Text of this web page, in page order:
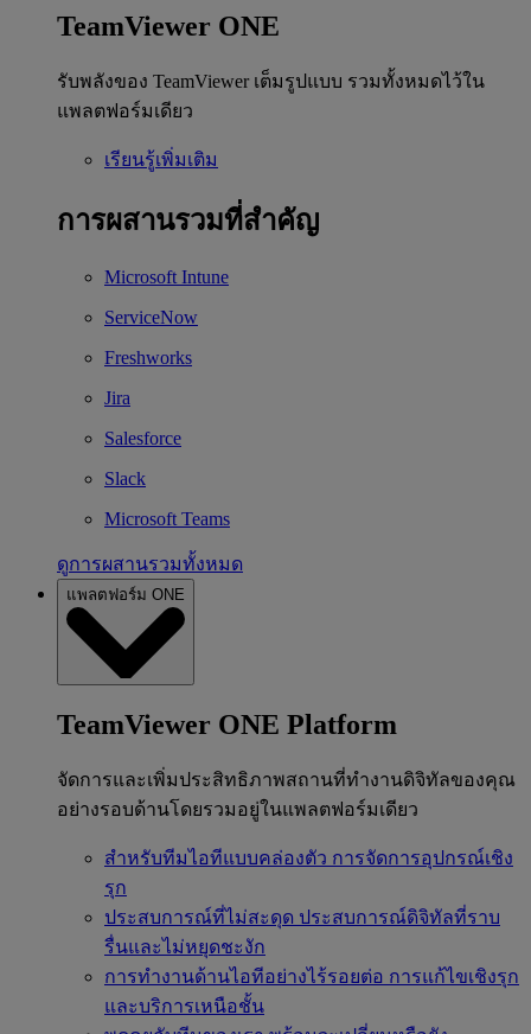
TeamViewer ONE
รับพลังของ TeamViewer เต็มรูปแบบ รวมทั้งหมดไว้ใน
แพลตฟอร์มเดียว
เรียนรู้เพิ่มเติม
การผสานรวมที่สำคัญ
Microsoft Intune
ServiceNow
Freshworks
Jira
Salesforce
Slack
Microsoft Teams
ดูการผสานรวมทั้งหมด
แพลตฟอร์ม ONE
TeamViewer ONE Platform
จัดการและเพิ่มประสิทธิภาพสถานที่ทำงานดิจิทัลของคุณ
อย่างรอบด้านโดยรวมอยู่ในแพลตฟอร์มเดียว
สำหรับทีมไอทีแบบคล่องตัว การจัดการอุปกรณ์เชิง
รุก
ประสบการณ์ที่ไม่สะดุด ประสบการณ์ดิจิทัลที่ราบ
รื่นและไม่หยุดชะงัก
การทำงานด้านไอทีอย่างไร้รอยต่อ การแก้ไขเชิงรุก
และบริการเหนือชั้น